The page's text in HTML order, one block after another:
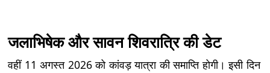
जलाभिषेक और सावन शिवरात्रि की डेट
वहीं 11 अगस्त 2026 को कांवड़ यात्रा की समाप्ति होगी। इसी दिन